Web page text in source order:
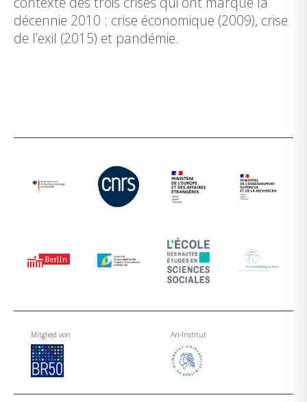
décennie 2010 : crise économique (2009), crise
de l’exil (2015) et pandémie.
Mitglied von An-Institut